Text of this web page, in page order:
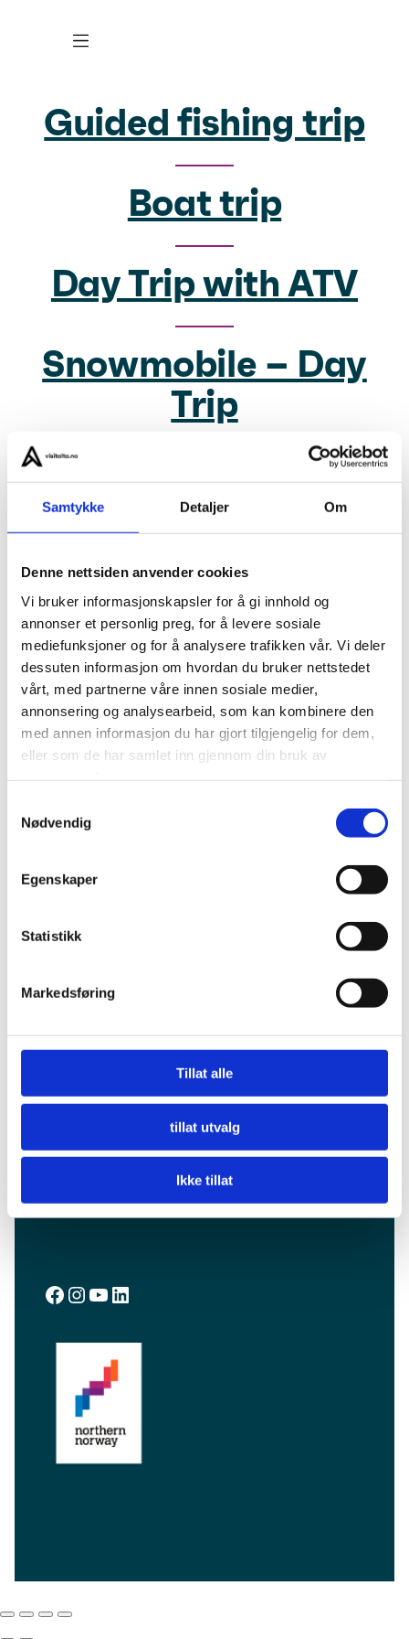
Samtykke Detaljer Om
Denne nettsiden anvender cookies
Vi bruker informasjonskapsler for å gi innhold og
annonser et personlig preg, for å levere sosiale
mediefunksjoner og for å analysere trafikken vår. Vi deler
dessuten informasjon om hvordan du bruker nettstedet
vårt, med partnerne våre innen sosiale medier,
annonsering og analysearbeid, som kan kombinere den
med annen informasjon du har gjort tilgjengelig for dem,
eller som de har samlet inn gjennom din bruk av
Nødvendig
Egenskaper
Statistikk
Markedsføring
Tillat alle
tillat utvalg
Ikke tillat
Guided fishing trip
Boat trip
Day Trip with ATV
Snowmobile – Day
Trip
Snowmobile –
Evening Trip
Traditional dinner
About us
Privacy
Visit Alta for Travel Trade
Careers
Visit Alta AS
9510 Alta
Facebook
Instagram
YouTube
LinkedIn